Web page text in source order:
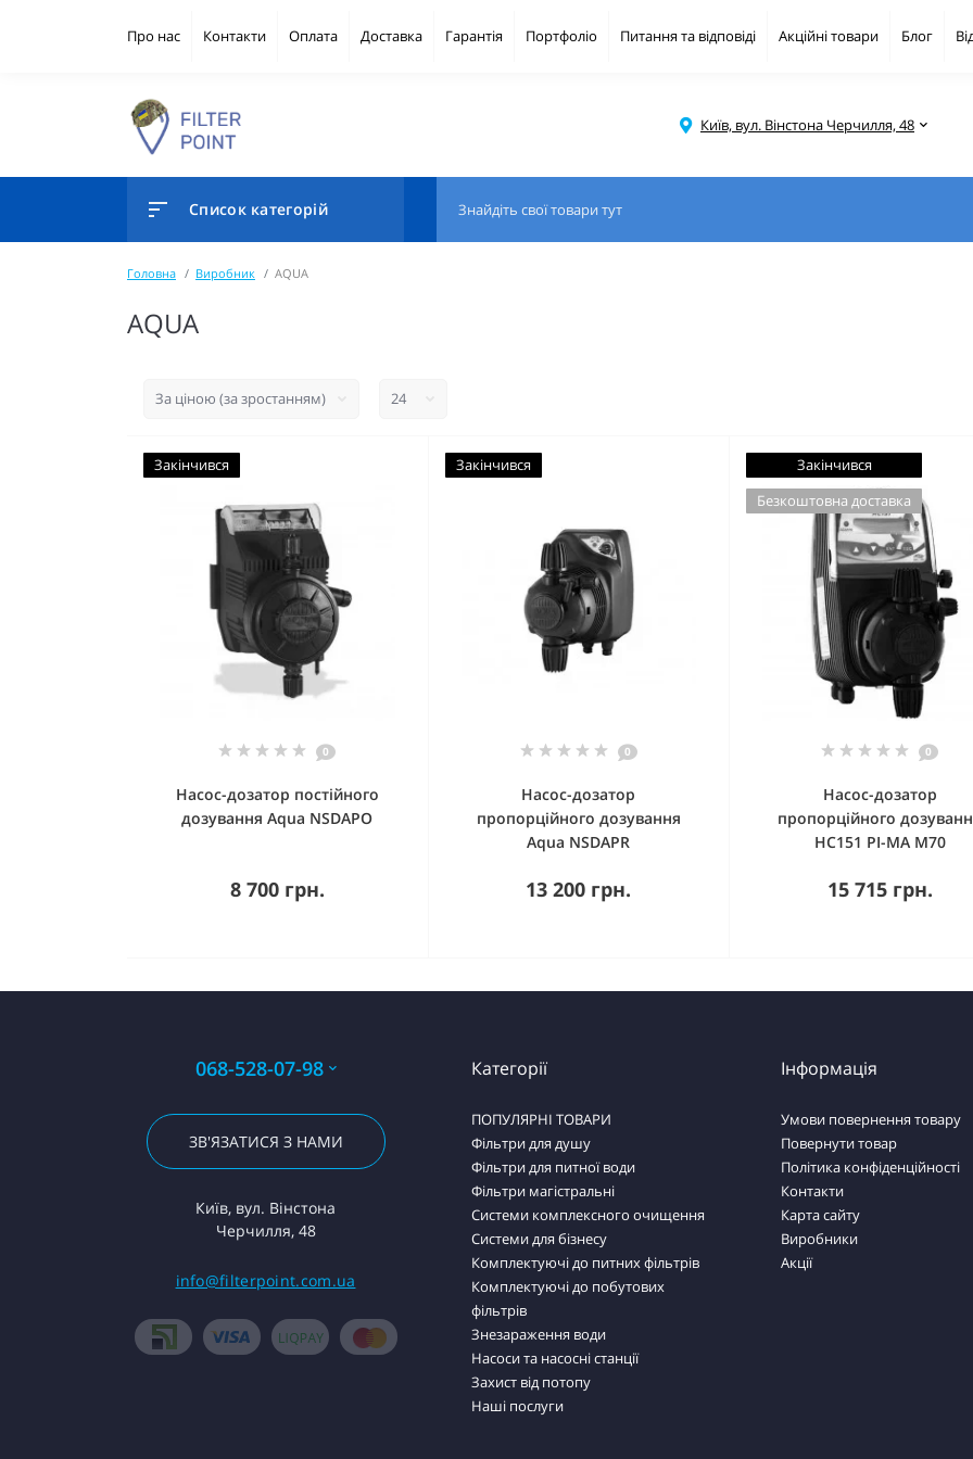
Про нас Контакти Оплата Доставка Гарантія Портфоліо Питання та відповіді Акційні товари Блог
Київ, вул. Вінстона Черчилля, 48
Список категорій
Головна Виробник AQUA
AQUA
Закінчився
0
Насос-дозатор постійного
дозування Aqua NSDAPO
8 700 грн.
Закінчився
0
Насос-дозатор
пропорційного дозування
Aqua NSDAPR
13 200 грн.
Закінчився
Безкоштовна доставка
0
Насос-дозатор
пропорційного
НС151 РІ-МА М70
15 715 грн.
068-528-07-98
ЗВ'ЯЗАТИСЯ З НАМИ
Київ, вул. Вінстона
Черчилля, 48
info@filterpoint.com.ua
Категорії
ПОПУЛЯРНІ ТОВАРИ
Фільтри для душу
Фільтри для питної води
Фільтри магістральні
Системи комплексного очищення
Системи для бізнесу
Комплектуючі до питних фільтрів
Комплектуючі до побутових
фільтрів
Знезараження води
Насоси та насосні станції
Захист від потопу
Наші послуги
Інформація
Умови повернення товару
Повернути товар
Політика конфіденційності
Контакти
Карта сайту
Виробники
Акції